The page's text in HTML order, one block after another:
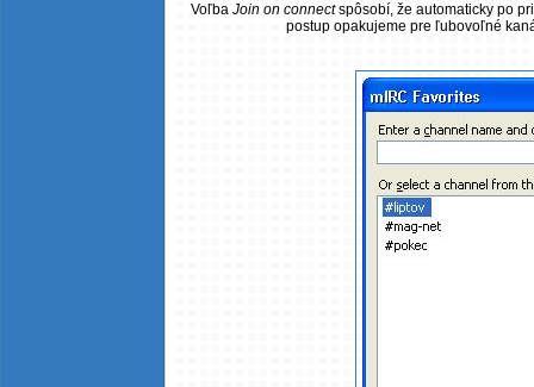
Voľba Join on connectspôsobí, že automaticky po
postup opakujeme pre ľubovoľné